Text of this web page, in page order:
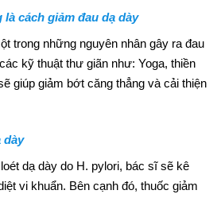
cách giảm đau dạ dày
trong những nguyên nhân gây ra đau
kỹ thuật thư giãn như: Yoga, thiền
giúp giảm bớt căng thẳng và cải thiện
dày
dạ dày do H. pylori, bác sĩ sẽ kê
vi khuẩn. Bên cạnh đó, thuốc giảm